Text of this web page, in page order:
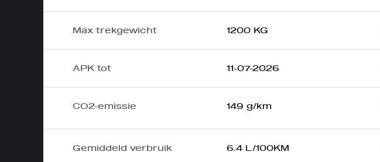
Max trekgewicht 1200 KG
APK tot 11-07-2026
CO2-emissie 149 g/km
Gemiddeld verbruik 6.4 L/100KM